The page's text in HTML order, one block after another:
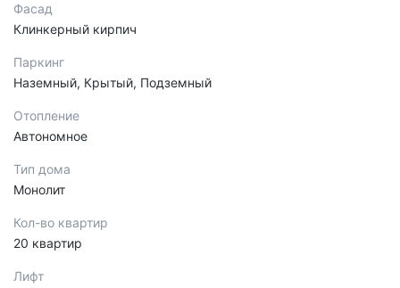
Фасад
Клинкерный кирпич
Паркинг
Наземный, Крытый, Подземный
Отопление
Автономное
Тип дома
Монолит
Кол-во квартир
20 квартир
Лифт